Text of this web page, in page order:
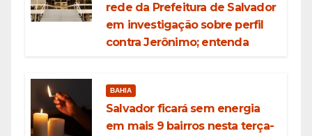
rede da Prefeitura de Salvador
em investigação sobre perfil
contra Jerônimo; entenda
BAHIA
Salvador ficará sem energia
em mais 9 bairros nesta terça-